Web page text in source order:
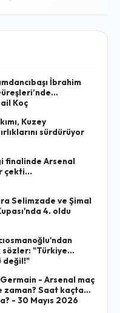
İbrahim
Koç
Kuzey
sürdürüyor
finalinde Arsenal
çekti...
Selimzade ve Şimal
4. oldu
"Türkiye
değil!"
- Arsenal maç
zaman? Saat kaçta
- 30 Mayıs 2026